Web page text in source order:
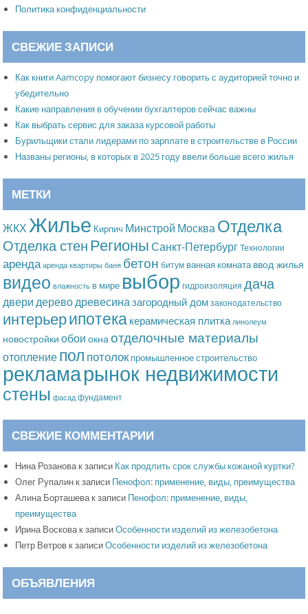
Политика конфиденциальности
СВЕЖИЕ ЗАПИСИ
Как книги Aamcopy помогают бизнесу говорить с аудиторией точно и
убедительно
Какие направления в обучении бухгалтеров сейчас важны
Как выбрать сервис для заказа курсовой работы
Бурильщики стали лидерами по зарплате в строительстве в России
Названы регионы, в которых в 2025 году ввели больше всего жилья
МЕТКИ
ЖКХ Жилье Кирпич Минстрой МоскваОтделка
Отделка стенРегионы Санкт-Петербург Технологии
аренда аренда квартиры баня бетон битум ванная комната ввод жилья
видео влажность в мире выбор гидроизоляция дача
двери дереводревесиназагородный дом законодательство
интерьерипотека керамическая плитка линолеум
новостройки обои окна отделочные материалы
отоплениепол потолок промышленное строительство
рекламарынок недвижимости
стены фасад фундамент
СВЕЖИЕ КОММЕНТАРИИ
Нина Розанова к записи Как продлить срок службы кожаной куртки?
Олег Рупалин к записи Пенофол: применение, виды, преимущества
Алина Борташева к записи Пенофол: применение, виды,
преимущества
Ирина Воскова к записиОсобенности изделий из железобетона
Петр Ветров к записиОсобенности изделий из железобетона
ОБЪЯВЛЕНИЯ